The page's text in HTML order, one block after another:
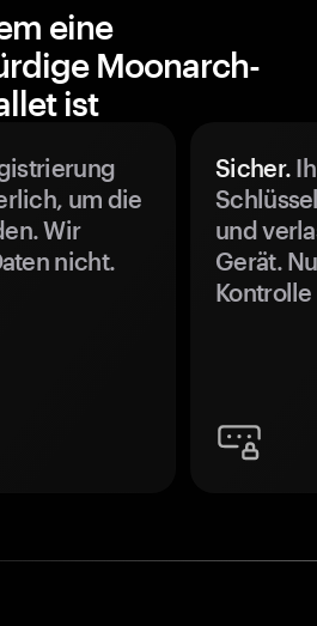
eine
Moonarch-
ist
um die
Wir
nicht.
Sicher.
und
Gerät.